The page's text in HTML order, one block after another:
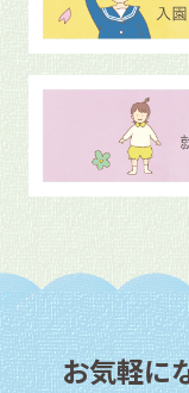
お気軽に